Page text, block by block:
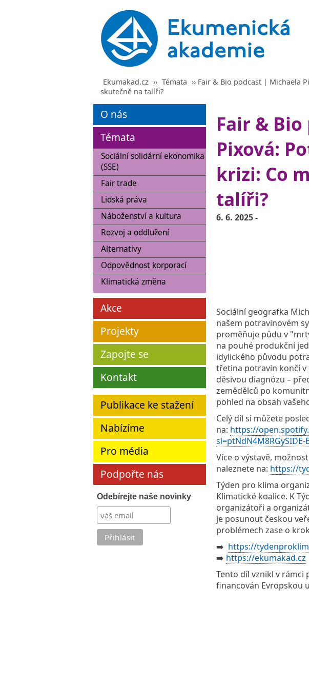
Ekumakad.cz ›› Témata ›› Fair & Bio podcast | Michaela
skutečně na talíři?
O nás
Témata
Sociální solidární ekonomika
(SSE)
Fair trade
Lidská práva
Náboženství a kultura
Rozvoj a oddlužení
Alternativy
Odpovědnost korporací
Klimatická změna
Akce
Projekty
Zapojte se
Kontakt
Publikace ke stažení
Nabízíme
Pro média
Podpořte nás
Odebírejte naše novinky
Fair &
Pixová:
krizi: Co
talíři?
6. 6. 2025 -
Sociální geografka
našem potravinovém
proměňuje půdu v
na pouhé produkční
idylického původu
třetina potravin končí v
děsivou diagnózu –
zemědělců po
pohled na obsah
Celý díl si můžete
na: https://
si=ptNdN4M8RGySIDE-
Více o výstavě,
naleznete na: https://
Týden pro klima
Klimatické koalice. K
organizátoři a
je posunout českou
problémech zase o
➡️ https://
➡️ https://ekumakad.cz
Tento díl vznikl v rámci
financován Evropskou